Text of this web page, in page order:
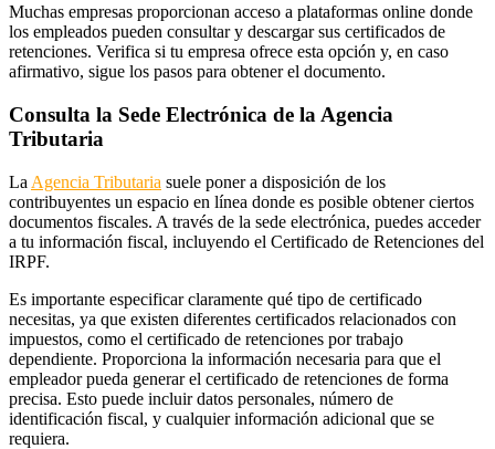
Muchas empresas proporcionan acceso a plataformas online donde
los empleados pueden consultar y descargar sus certificados de
retenciones. Verifica si tu empresa ofrece esta opción y, en caso
afirmativo, sigue los pasos para obtener el documento.
Consulta la Sede Electrónica de la Agencia
Tributaria
La Agencia Tributaria suele poner a disposición de los
contribuyentes un espacio en línea donde es posible obtener ciertos
documentos fiscales. A través de la sede electrónica, puedes acceder
a tu información fiscal, incluyendo el Certificado de Retenciones del
IRPF.
Es importante especificar claramente qué tipo de certificado
necesitas, ya que existen diferentes certificados relacionados con
impuestos, como el certificado de retenciones por trabajo
dependiente. Proporciona la información necesaria para que el
empleador pueda generar el certificado de retenciones de forma
precisa. Esto puede incluir datos personales, número de
identificación fiscal, y cualquier información adicional que se
requiera.